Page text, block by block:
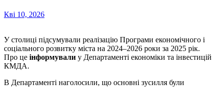
Кві 10, 2026
У столиці підсумували реалізацію Програми економічного і
соціального розвитку міста на 2024–2026 роки за 2025 рік.
Про це інформували у Департаменті економіки та інвестицій
КМДА.
В Департаменті наголосили, що основні зусилля були